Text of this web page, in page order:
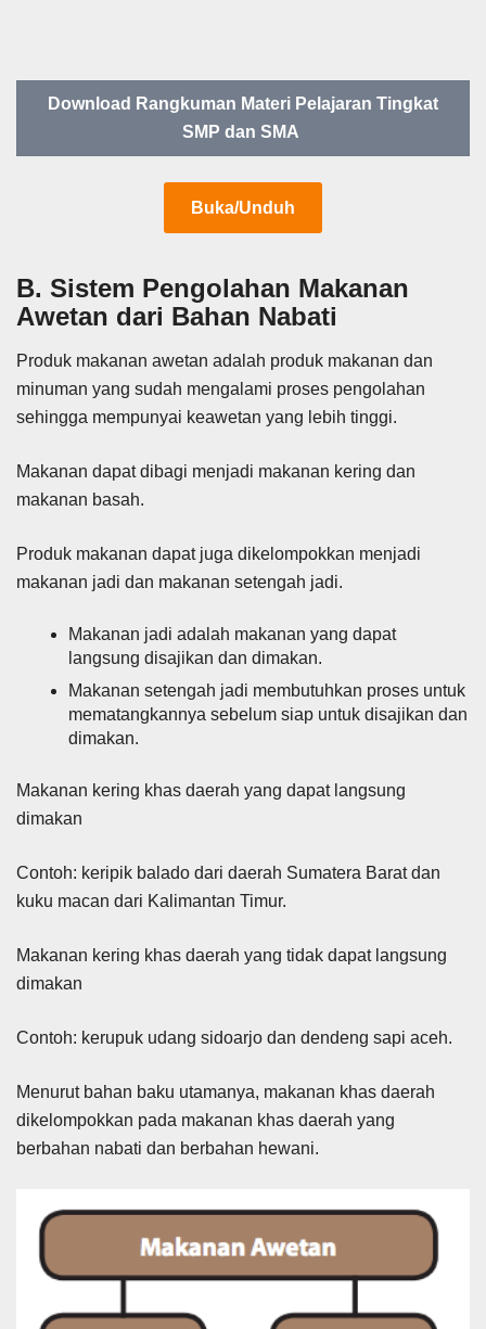
Download Rangkuman Materi Pelajaran Tingkat
SMP dan SMA
Buka/Unduh
B. Sistem Pengolahan Makanan
Awetan dari Bahan Nabati
Produk makanan awetan adalah produk makanan dan
minuman yang sudah mengalami proses pengolahan
sehingga mempunyai keawetan yang lebih tinggi.
Makanan dapat dibagi menjadi makanan kering dan
makanan basah.
Produk makanan dapat juga dikelompokkan menjadi
makanan jadi dan makanan setengah jadi.
Makanan jadi adalah makanan yang dapat
langsung disajikan dan dimakan.
Makanan setengah jadi membutuhkan proses untuk
mematangkannya sebelum siap untuk disajikan dan
dimakan.
Makanan kering khas daerah yang dapat langsung
dimakan
Contoh: keripik balado dari daerah Sumatera Barat dan
kuku macan dari Kalimantan Timur.
Makanan kering khas daerah yang tidak dapat langsung
dimakan
Contoh: kerupuk udang sidoarjo dan dendeng sapi aceh.
Menurut bahan baku utamanya, makanan khas daerah
dikelompokkan pada makanan khas daerah yang
berbahan nabati dan berbahan hewani.